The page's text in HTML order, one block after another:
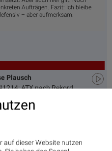
Aufträgen. Fazit: Ich bleibe
– aber aufmerksam.
Plausch
ATX nach Rekord
Aufnahme
auf dieser Website nutzen